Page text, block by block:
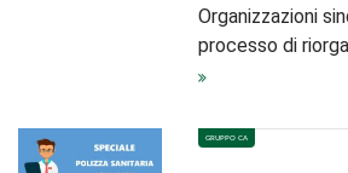
Organizzazioni
processo di
GRUPPO CA